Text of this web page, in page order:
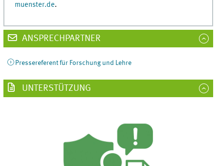
muenster.de.
ANSPRECHPARTNER
Pressereferent für Forschung und Lehre
UNTERSTÜTZUNG